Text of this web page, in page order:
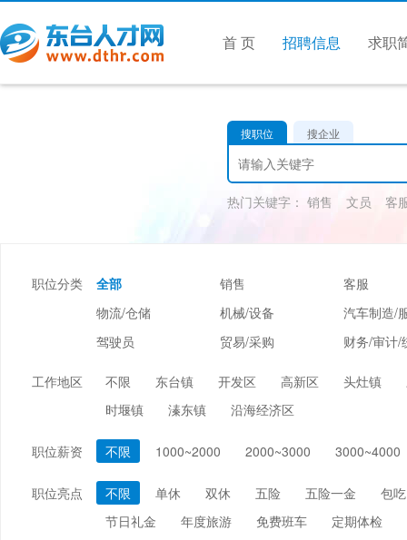
首 页 招聘信息 求职
搜职位 搜企业
热门关键字： 销售 文员 客
职位分类 全部 销售
客服
物流/仓储
机械/设备
汽车制造/
驾驶员
贸易/采购
财务/审计/
市场/媒介/公关
广告/会展/咨询
能源/电力/矿产
环保
工作地区 不限 东台镇 开发区 高新区 头灶镇
时堰镇
溱东镇 沿海经济区
职位薪资 不限 1000~2000 2000~3000 3000~4000
职位亮点 不限 单休 双休 五险 五险一金
包吃
节日礼金
年度旅游 免费班车 定期体检